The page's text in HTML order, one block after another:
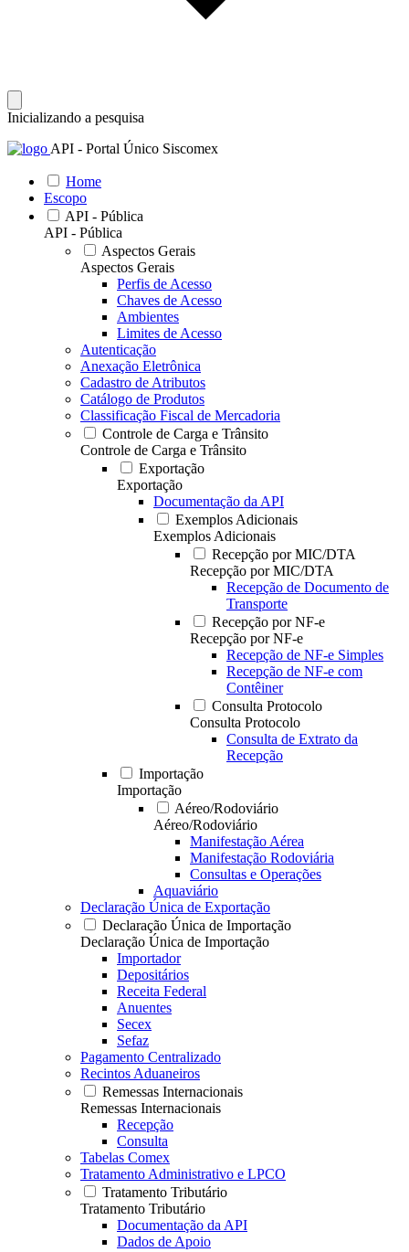
Inicializando a pesquisa
API - Portal Único Siscomex
Home
Escopo
API - Pública
API - Pública
Aspectos Gerais
Aspectos Gerais
Perfis de Acesso
Chaves de Acesso
Ambientes
Limites de Acesso
Autenticação
Anexação Eletrônica
Cadastro de Atributos
Catálogo de Produtos
Classificação Fiscal de Mercadoria
Controle de Carga e Trânsito
Controle de Carga e Trânsito
Exportação
Exportação
Documentação da API
Exemplos Adicionais
Exemplos Adicionais
Recepção por MIC/DTA
Recepção por MIC/DTA
Recepção de Documento de
Transporte
Recepção por NF-e
Recepção por NF-e
Recepção de NF-e Simples
Recepção de NF-e com
Contêiner
Consulta Protocolo
Consulta Protocolo
Consulta de Extrato da
Recepção
Importação
Importação
Aéreo/Rodoviário
Aéreo/Rodoviário
Manifestação Aérea
Manifestação Rodoviária
Consultas e Operações
Aquaviário
Declaração Única de Exportação
Declaração Única de Importação
Declaração Única de Importação
Importador
Depositários
Receita Federal
Anuentes
Secex
Sefaz
Pagamento Centralizado
Recintos Aduaneiros
Remessas Internacionais
Remessas Internacionais
Recepção
Consulta
Tabelas Comex
Tratamento Administrativo e LPCO
Tratamento Tributário
Tratamento Tributário
Documentação da API
Dados de Apoio